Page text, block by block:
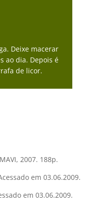
Deixe macerar
ao dia. Depois é
de licor.
2007. 188p.
em 03.06.2009.
em 03.06.2009.